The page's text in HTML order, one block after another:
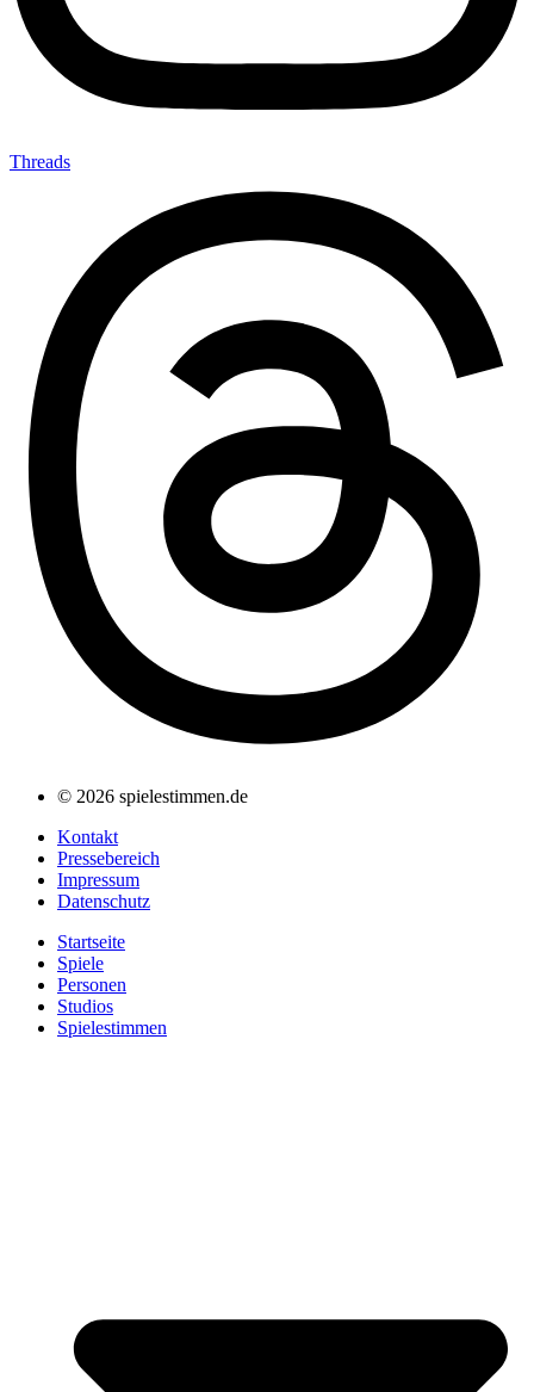
Threads
© 2026 spielestimmen.de
Kontakt
Pressebereich
Impressum
Datenschutz
Startseite
Spiele
Personen
Studios
Spielestimmen